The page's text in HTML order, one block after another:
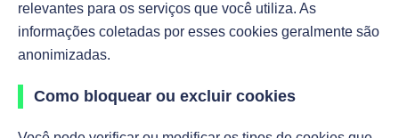
relevantes para os serviços que você utiliza. As
informações coletadas por esses cookies geralmente são
anonimizadas.
Como bloquear ou excluir cookies